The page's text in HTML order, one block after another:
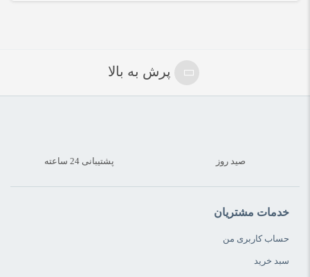
پرش به بالا
صید روز پشتیبانی 24 ساعته
خدمات مشتریان
حساب کاربری من
سبد خرید